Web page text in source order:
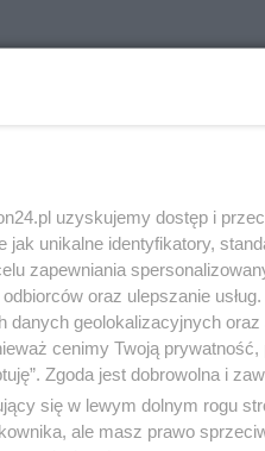
uzyskujemy dostęp i
unikalne identyfikatory,
zapewniania
oraz ulepszanie
danych geolokalizacyjnych
cenimy Twoją prywatność,
Zgoda jest dobrowolna i
się w lewym dolnym rogu
ale masz prawo